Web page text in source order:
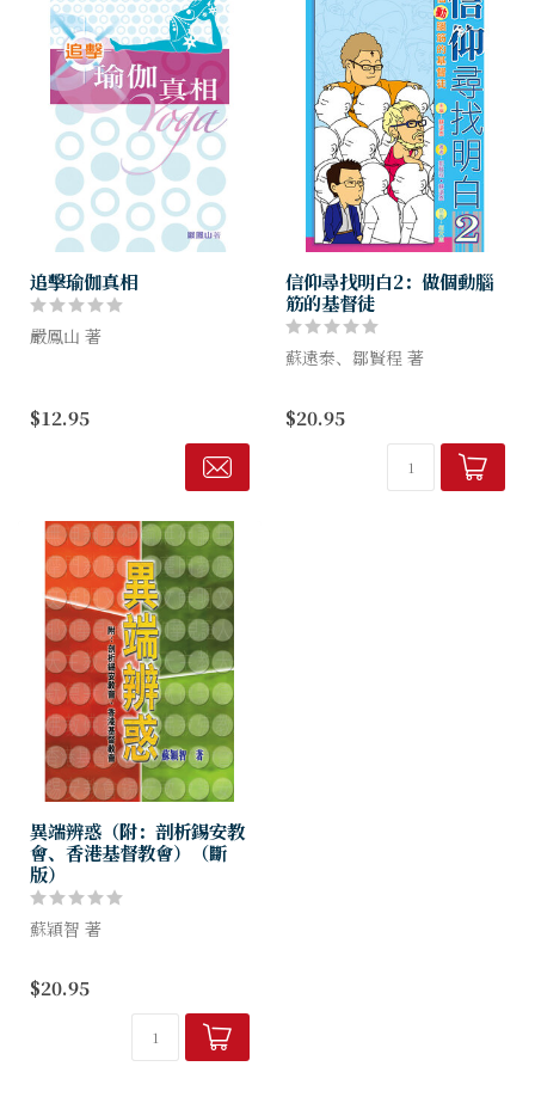
追擊瑜伽真相
嚴鳳山 著
戴，奉之為有品味、有益身心
的健康活動；其流行之程度，
甚至連教會也有意開辦瑜伽課
$12.95
信仰尋找明白2：做個動腦
筋的基督徒
蘇遠泰、鄒賢程 著
仰尋找明白──古老信仰問
題，後現代解答》後，今次找
來不怕說「醜話」的鄒賢程做
談話對手，再加上何文志的畫
$20.95
異端辨惑（附：剖析錫安教
會、香港基督教會）（斷
版）
蘇穎智 著
端外，亦分析近年廣受注意，
引起多方面探討的錫安教會、
香港基督教會等新興教派之謬
誤，祈能幫助弟兄姊妹明辨真
$20.95